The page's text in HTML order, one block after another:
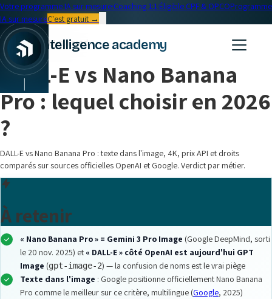
|
Votre programme IA sur mesure·Coaching 1:1·Éligible CPF & OPCOProgramme
IA sur mesureC'est gratuit →
intelligence academy
← Blog
Formation IA• 17 min read
DALL-E vs Nano Banana
Pro : lequel choisir en 2026
?
DALL-E vs Nano Banana Pro : texte dans l'image, 4K, prix API et droits
comparés sur sources officielles OpenAI et Google. Verdict par métier.
À retenir
« Nano Banana Pro » = Gemini 3 Pro Image (Google DeepMind, sorti
le 20 nov. 2025) et « DALL-E » côté OpenAI est aujourd'hui GPT
Image (gpt-image-2) — la confusion de noms est le vrai piège
Texte dans l'image : Google positionne officiellement Nano Banana
Pro comme le meilleur sur ce critère, multilingue (Google, 2025)